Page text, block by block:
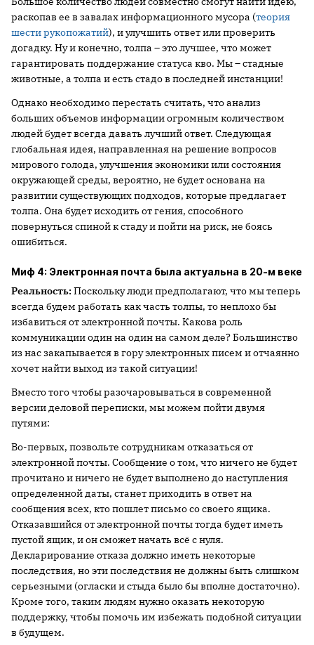
раскопав ее в завалах информационного мусора (теория
шести рукопожатий), и улучшить ответ или проверить
догадку. Ну и конечно, толпа – это лучшее, что может
гарантировать поддержание статуса кво. Мы – стадные
животные, а толпа и есть стадо в последней инстанции!
Однако необходимо перестать считать, что анализ
больших объемов информации огромным количеством
людей будет всегда давать лучший ответ. Следующая
глобальная идея, направленная на решение вопросов
мирового голода, улучшения экономики или состояния
окружающей среды, вероятно, не будет основана на
развитии существующих подходов, которые предлагает
толпа. Она будет исходить от гения, способного
повернуться спиной к стаду и пойти на риск, не боясь
ошибиться.
Миф 4: Электронная почта была актуальна в 20-м веке
Реальность:Поскольку люди предполагают, что мы теперь
всегда будем работать как часть толпы, то неплохо бы
избавиться от электронной почты. Какова роль
коммуникации один на один на самом деле? Большинство
из нас закапывается в гору электронных писем и отчаянно
хочет найти выход из такой ситуации!
Вместо того чтобы разочаровываться в современной
версии деловой переписки, мы можем пойти двумя
путями:
Во-первых, позвольте сотрудникам отказаться от
электронной почты. Сообщение о том, что ничего не будет
прочитано и ничего не будет выполнено до наступления
определенной даты, станет приходить в ответ на
сообщения всех, кто пошлет письмо со своего ящика.
Отказавшийся от электронной почты тогда будет иметь
пустой ящик, и он сможет начать всё с нуля.
Декларирование отказа должно иметь некоторые
последствия, но эти последствия не должны быть слишком
серьезными (огласки и стыда было бы вполне достаточно).
Кроме того, таким людям нужно оказать некоторую
поддержку, чтобы помочь им избежать подобной ситуации
в будущем.